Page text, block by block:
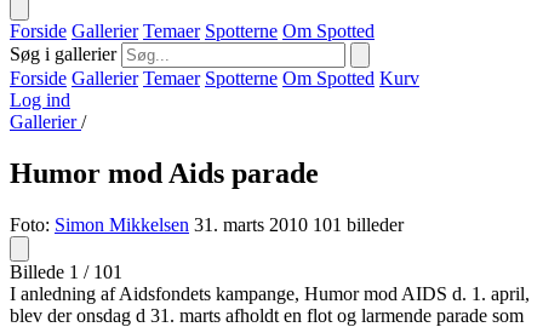
Forside Gallerier Temaer Spotterne Om Spotted
Søg i gallerier
Forside Gallerier Temaer Spotterne Om Spotted Kurv
Log ind
Gallerier/
Humor mod Aids parade
Foto: Simon Mikkelsen 31. marts 2010 101 billeder
Billede 1 / 101
I anledning af Aidsfondets kampange, Humor mod AIDS d. 1. april,
blev der onsdag d 31. marts afholdt en flot og larmende parade som